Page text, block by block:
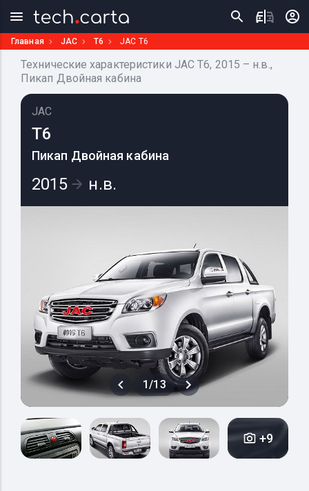
Главная JAC T6 JAC T6
Технические характеристики JAC T6, 2015 – н.в.,
Пикап Двойная кабина
JAC
T6
Пикап Двойная кабина
2015 н.в.
1/13
+9